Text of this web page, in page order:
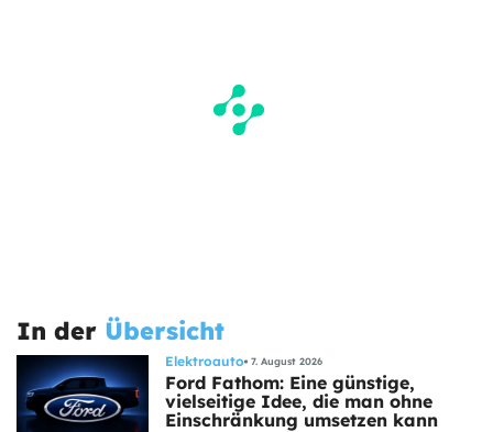
In der Übersicht
Elektroauto 7. August 2026
Ford Fathom: Eine günstige,
vielseitige Idee, die man ohne
Einschränkung umsetzen kann